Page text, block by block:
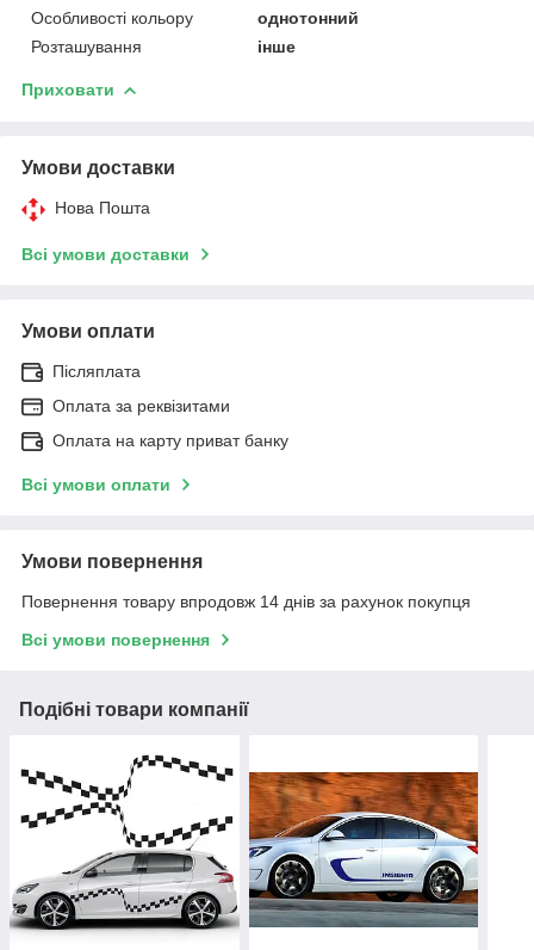
Особливості кольору
однотонний
Розташування
інше
Приховати
Умови доставки
Нова Пошта
Всі умови доставки
Умови оплати
Післяплата
Оплата за реквізитами
Оплата на карту приват банку
Всі умови оплати
Умови повернення
Повернення товару впродовж 14 днів за рахунок покупця
Всі умови повернення
Подібні товари компанії